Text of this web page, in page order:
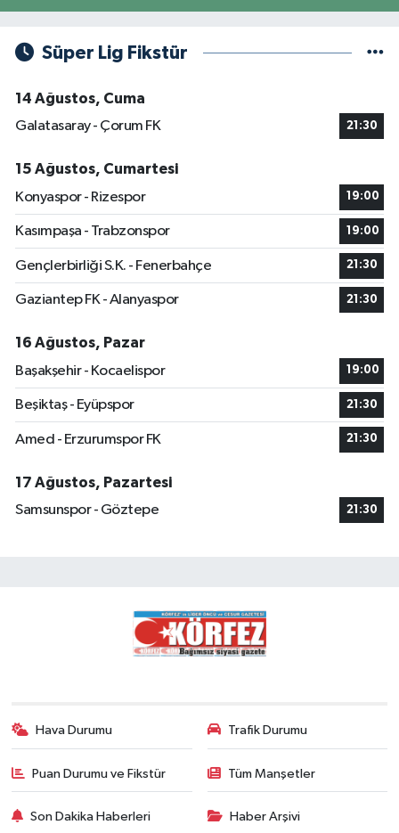
Süper Lig Fikstür
14 Ağustos, Cuma
Galatasaray - Çorum FK
21:30
15 Ağustos, Cumartesi
Konyaspor - Rizespor
19:00
Kasımpaşa - Trabzonspor 19:00
Gençlerbirliği S.K. - Fenerbahçe 21:30
Gaziantep FK - Alanyaspor 21:30
16 Ağustos, Pazar
Başakşehir - Kocaelispor
19:00
Beşiktaş - Eyüpspor 21:30
Amed - Erzurumspor FK 21:30
17 Ağustos, Pazartesi
Samsunspor - Göztepe
21:30
Hava Durumu Trafik Durumu
Puan Durumu ve Fikstür Tüm Manşetler
Son Dakika Haberleri Haber Arşivi